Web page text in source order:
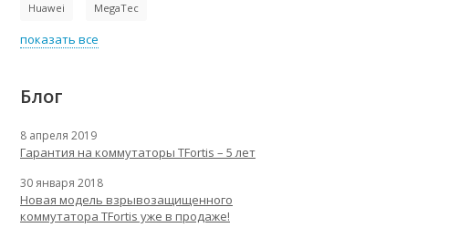
Huawei MegaTec
показать все
Блог
8 апреля 2019
Гарантия на коммутаторы TFortis – 5 лет
30 января 2018
Новая модель взрывозащищенного
коммутатора TFortis уже в продаже!